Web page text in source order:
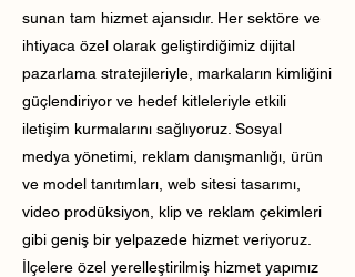
sunan tam hizmet ajansıdır. Her sektöre ve
ihtiyaca özel olarak geliştirdiğimiz dijital
pazarlama stratejileriyle, markaların kimliğini
güçlendiriyor ve hedef kitleleriyle etkili
iletişim kurmalarını sağlıyoruz. Sosyal
medya yönetimi, reklam danışmanlığı, ürün
ve model tanıtımları, web sitesi tasarımı,
video prodüksiyon, klip ve reklam çekimleri
gibi geniş bir yelpazede hizmet veriyoruz.
İlçelere özel yerelleştirilmiş hizmet yapımız